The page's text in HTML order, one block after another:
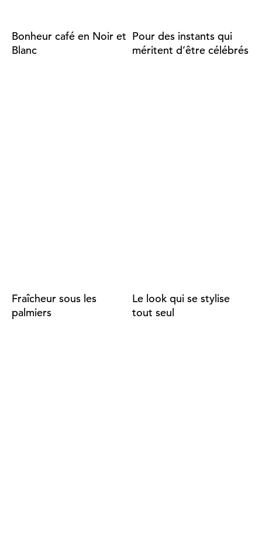
Bonheur café en Noir et
Blanc
Pour des instants qui
méritent d’être célébrés
Fraîcheur sous les
palmiers
Le look qui se stylise
tout seul